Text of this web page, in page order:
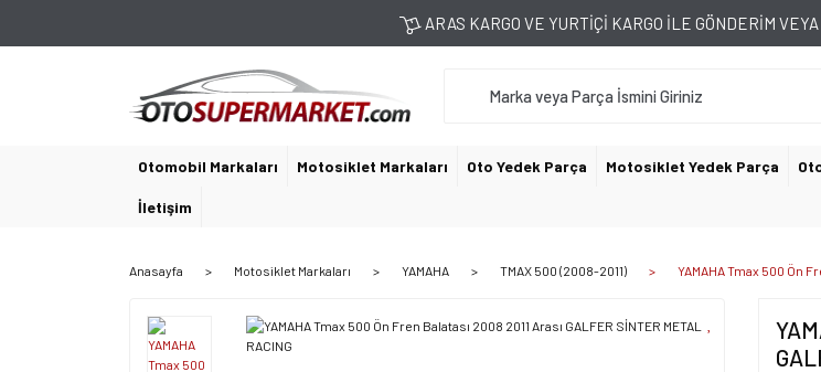
ARAS KARGO VE YURTİÇİ KARGO İLE GÖNDERİM
Otomobil Markaları Motosiklet Markaları Oto Yedek Parça Motosiklet Yedek Parça
İletişim
Anasayfa Motosiklet Markaları YAMAHA TMAX 500 (2008-2011) YAMAHA Tmax 500 Ön